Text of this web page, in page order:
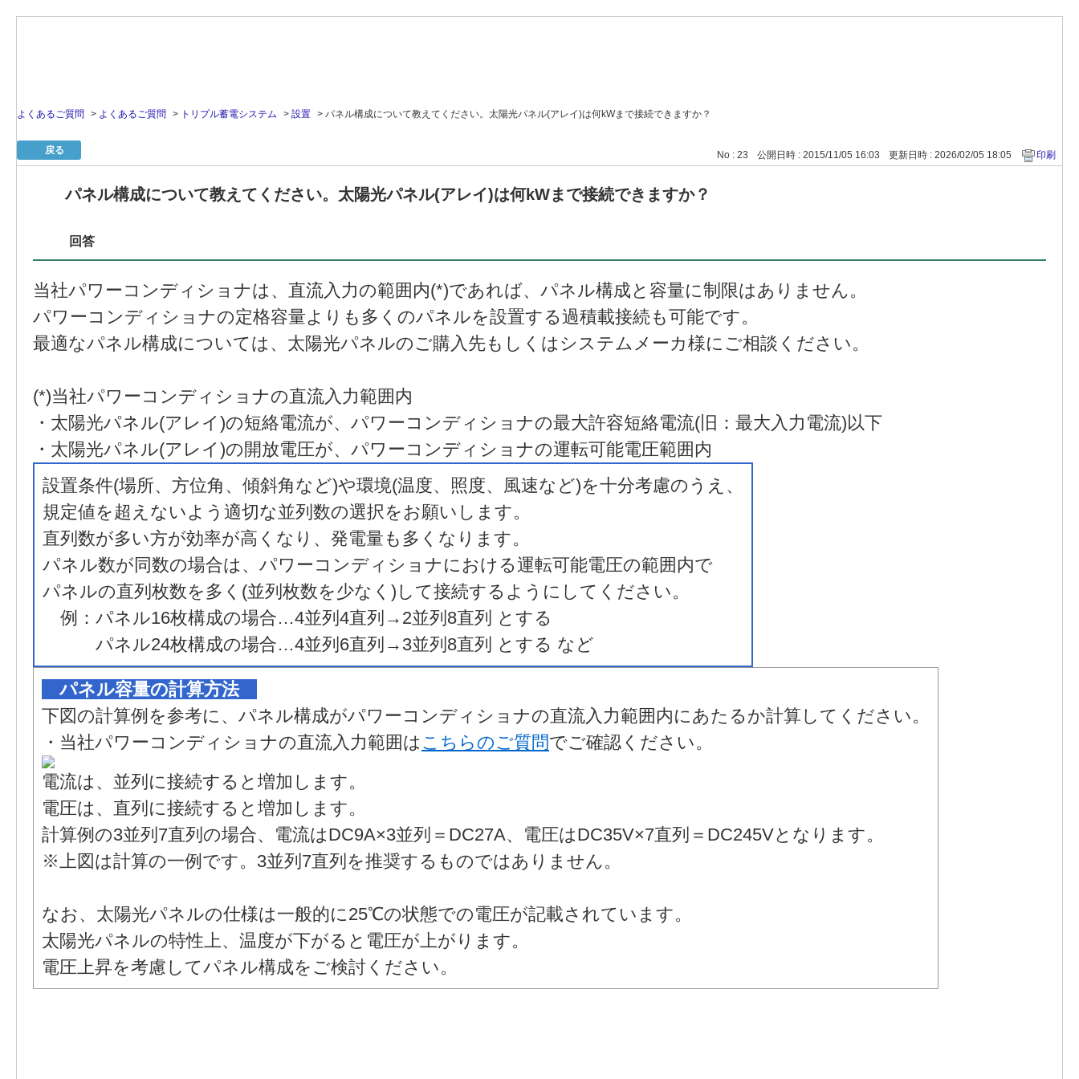
よくあるご質問 > よくあるご質問 > トリプル蓄電システム > 設置 > パネル構成について教えてください。太陽光パネル(アレイ)は何kWまで接続できますか？
戻る No : 23 公開日時 : 2015/11/05 16:03 更新日時 : 2026/02/05 18:05 印刷
パネル構成について教えてください。太陽光パネル(アレイ)は何kWまで接続できますか？
回答
当社パワーコンディショナは、直流入力の範囲内(*)であれば、パネル構成と容量に制限はありません。
パワーコンディショナの定格容量よりも多くのパネルを設置する過積載接続も可能です。
最適なパネル構成については、太陽光パネルのご購入先もしくはシステムメーカ様にご相談ください。
(*)当社パワーコンディショナの直流入力範囲内
・太陽光パネル(アレイ)の短絡電流が、パワーコンディショナの最大許容短絡電流(旧：最大入力電流)以下
・太陽光パネル(アレイ)の開放電圧が、パワーコンディショナの運転可能電圧範囲内
設置条件(場所、方位角、傾斜角など)や環境(温度、照度、風速など)を十分考慮のうえ、
規定値を超えないよう適切な並列数の選択をお願いします。
直列数が多い方が効率が高くなり、発電量も多くなります。
パネル数が同数の場合は、パワーコンディショナにおける運転可能電圧の範囲内で
パネルの直列枚数を多く(並列枚数を少なく)して接続するようにしてください。
例：パネル16枚構成の場合…4並列4直列→2並列8直列 とする
パネル24枚構成の場合…4並列6直列→3並列8直列 とする など
パネル容量の計算方法
下図の計算例を参考に、パネル構成がパワーコンディショナの直流入力範囲内にあたるか計算してください。
・当社パワーコンディショナの直流入力範囲は こちらのご質問でご確認ください。
電流は、並列に接続すると増加します。
電圧は、直列に接続すると増加します。
計算例の3並列7直列の場合、電流はDC9A×3並列＝DC27A、電圧はDC35V×7直列＝DC245Vとなります。
※上図は計算の一例です。3並列7直列を推奨するものではありません。
なお、太陽光パネルの仕様は一般的に25℃の状態での電圧が記載されています。
太陽光パネルの特性上、温度が下がると電圧が上がります。
電圧上昇を考慮してパネル構成をご検討ください。